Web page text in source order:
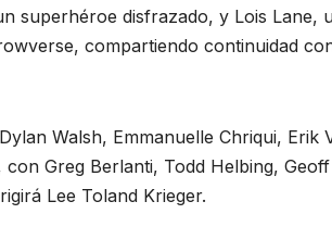
superhéroe disfrazado, y Lois Lane,
compartiendo continuidad
Walsh, Emmanuelle Chriqui, Erik
Greg Berlanti, Todd Helbing,
Lee Toland Krieger.